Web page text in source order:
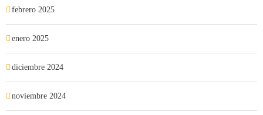
febrero 2025
enero 2025
diciembre 2024
noviembre 2024